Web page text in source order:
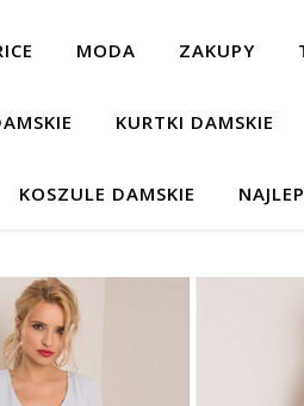
MODA ZAKUPY
KURTKI DAMSKIE
KOSZULE DAMSKIE